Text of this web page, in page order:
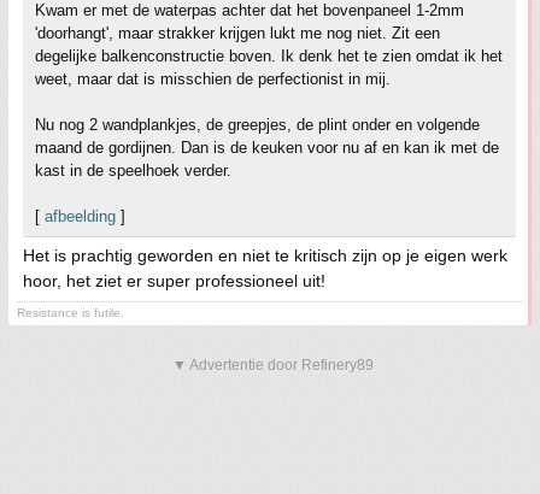
Kwam er met de waterpas achter dat het bovenpaneel 1-2mm
'doorhangt', maar strakker krijgen lukt me nog niet. Zit een
degelijke balkenconstructie boven. Ik denk het te zien omdat ik het
weet, maar dat is misschien de perfectionist in mij.
Nu nog 2 wandplankjes, de greepjes, de plint onder en volgende
maand de gordijnen. Dan is de keuken voor nu af en kan ik met de
kast in de speelhoek verder.
[ afbeelding ]
Het is prachtig geworden en niet te kritisch zijn op je eigen werk
hoor, het ziet er super professioneel uit!
Resistance is futile.
▼ Advertentie door Refinery89